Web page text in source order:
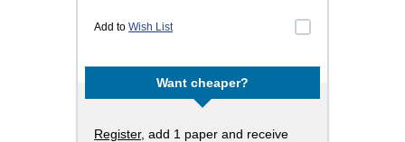
Add to Wish List
Want cheaper?
Register, add 1 paper and receive